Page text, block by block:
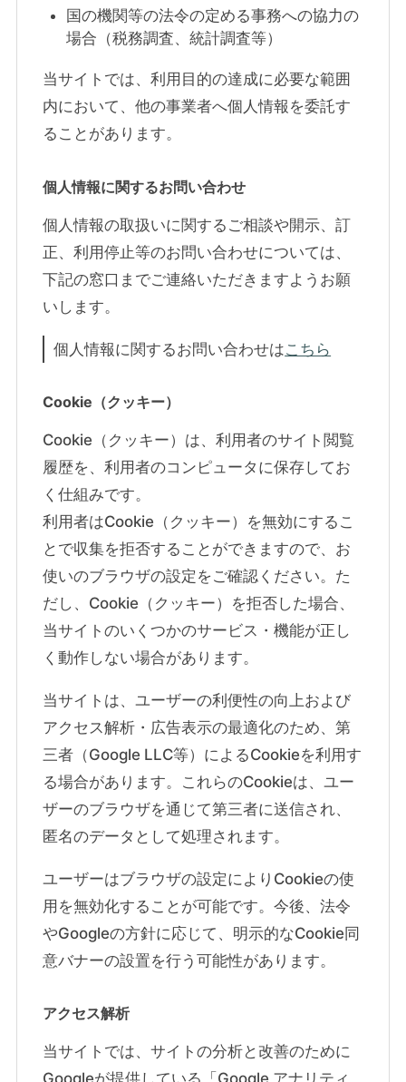
国の機関等の法令の定める事務への協力の
場合（税務調査、統計調査等）
当サイトでは、利用目的の達成に必要な範囲
内において、他の事業者へ個人情報を委託す
ることがあります。
個人情報に関するお問い合わせ
個人情報の取扱いに関するご相談や開示、訂
正、利用停止等のお問い合わせについては、
下記の窓口までご連絡いただきますようお願
いします。
個人情報に関するお問い合わせはこちら
Cookie（クッキー）
Cookie（クッキー）は、利用者のサイト閲覧
履歴を、利用者のコンピュータに保存してお
く仕組みです。
利用者はCookie（クッキー）を無効にするこ
とで収集を拒否することができますので、お
使いのブラウザの設定をご確認ください。た
だし、Cookie（クッキー）を拒否した場合、
当サイトのいくつかのサービス・機能が正し
く動作しない場合があります。
当サイトは、ユーザーの利便性の向上および
アクセス解析・広告表示の最適化のため、第
三者（Google LLC等）によるCookieを利用す
る場合があります。これらのCookieは、ユー
ザーのブラウザを通じて第三者に送信され、
匿名のデータとして処理されます。
ユーザーはブラウザの設定によりCookieの使
用を無効化することが可能です。今後、法令
やGoogleの方針に応じて、明示的なCookie同
意バナーの設置を行う可能性があります。
アクセス解析
当サイトでは、サイトの分析と改善のために